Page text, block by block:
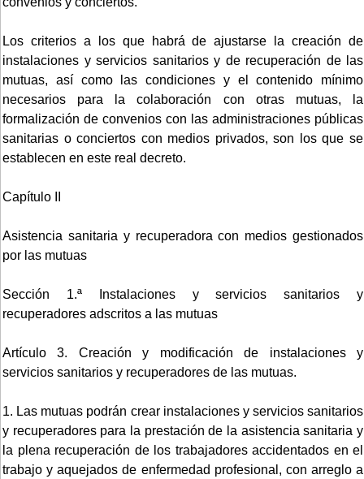
Los criterios a los que habrá de ajustarse la creación de
instalaciones y servicios sanitarios y de recuperación de las
mutuas, así como las condiciones y el contenido mínimo
necesarios para la colaboración con otras mutuas, la
formalización de convenios con las administraciones públicas
sanitarias o conciertos con medios privados, son los que se
establecen en este real decreto.
Capítulo II
Asistencia sanitaria y recuperadora con medios gestionados
por las mutuas
Sección 1.ª Instalaciones y servicios sanitarios y
recuperadores adscritos a las mutuas
Artículo 3. Creación y modificación de instalaciones y
servicios sanitarios y recuperadores de las mutuas.
1. Las mutuas podrán crear instalaciones y servicios sanitarios
y recuperadores para la prestación de la asistencia sanitaria y
la plena recuperación de los trabajadores accidentados en el
trabajo y aquejados de enfermedad profesional, con arreglo a